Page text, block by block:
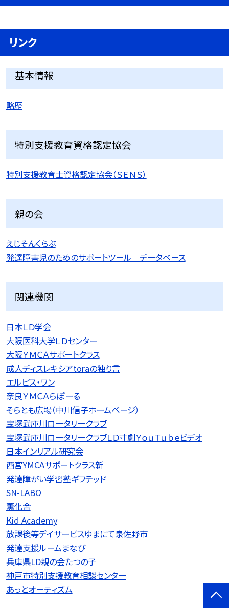
リンク
基本情報
略歴
特別支援教育資格認定協会
特別支援教育士資格認定協会（ＳＥＮＳ）
親の会
えじそんくらぶ
発達障害児のためのサポートツール データベース
関連機関
日本ＬＤ学会
大阪医科大学ＬＤセンター
大阪ＹＭＣＡサポートクラス
成人ディスレキシアtoraの独り言
エルピス・ワン
奈良ＹＭＣＡらぽーる
そらとも広場（中川信子ホームページ）
宝塚武庫川ロータリークラブ
宝塚武庫川ロータリークラブＬＤ寸劇ＹｏｕＴｕｂｅビデオ
日本インリアル研究会
西宮YMCAサポートクラス新
発達障がい学習塾ギフテッド
SN-LABO
薫化舎
Kid Academy
放課後等デイサービスゆまにて泉佐野市
発達支援ルームまなび
兵庫県LD親の会たつの子
神戸市特別支援教育相談センター
あっとオーティズム